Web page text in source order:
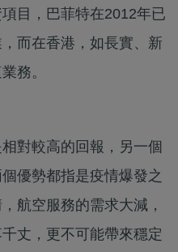
目，巴菲特在2012年已
而在香港，如長實、新
務。
對較高的回報，另一個
優勢都指是疫情爆發之
航空服務的需求大減，
丈，更不可能帶來穩定